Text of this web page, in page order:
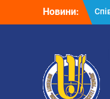
Новини: